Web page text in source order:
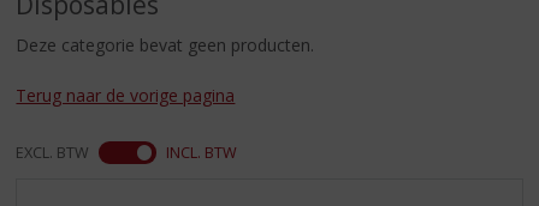
r
n
n
Deze categorie bevat geen producten.
Terug naar de vorige pagina
EXCL. BTW INCL. BTW